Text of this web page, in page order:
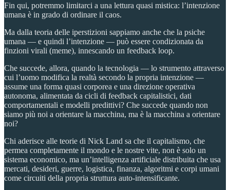
Fin qui, potremmo limitarci a una lettura quasi mistica: l’intenzione
umana è in grado di ordinare il caos.
Ma dalla teoria delle iperstizioni sappiamo anche che la psiche
umana — e quindi l’intenzione — può essere condizionata da
finzioni virali (meme), innescando un feedback loop.
Che succede, allora, quando la tecnologia — lo strumento attraverso
cui l’uomo modifica la realtà secondo la propria intenzione —
assume una forma quasi corporea e una direzione operativa
autonoma, alimentata da cicli di feedback capitalistici, dati
comportamentali e modelli predittivi? Che succede quando non
siamo più noi a orientare la macchina, ma è la macchina a orientare
noi?
Chi aderisce alle teorie di Nick Land sa che il capitalismo, che
permea completamente il mondo e le nostre vite, non è solo un
sistema economico, ma un’intelligenza artificiale distribuita che usa
mercati, desideri, guerre, logistica, finanza, algoritmi e corpi umani
come circuiti della propria struttura auto-intensificante.